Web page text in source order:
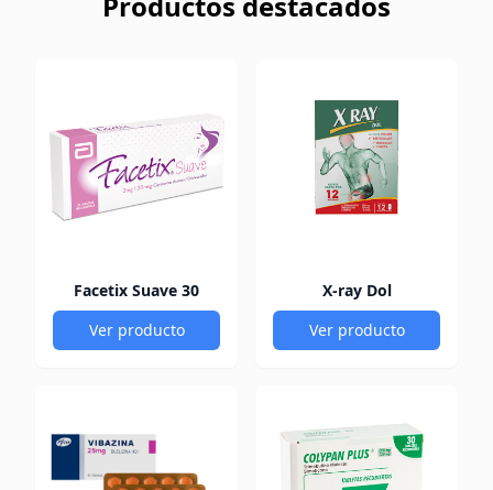
Facetix Suave 30
Ver producto
X-ray Dol
Ver producto